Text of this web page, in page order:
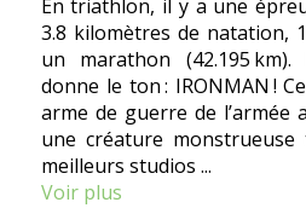
En triathlon, il y a une
3.8 kilomètres de natation,
un marathon (42.195
donne le ton : IRONMAN !
arme de guerre de l’armée
une créature
meilleurs studios ...
Voir plus